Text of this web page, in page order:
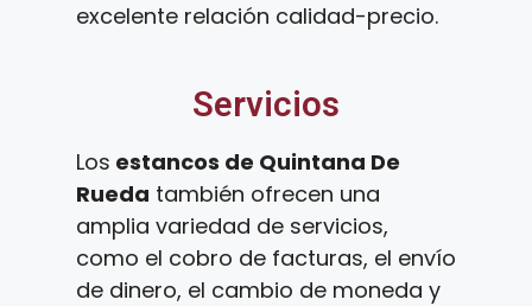
excelente relación calidad-precio.
Servicios
Los estancos de Quintana De
Rueda también ofrecen una
amplia variedad de servicios,
como el cobro de facturas, el envío
de dinero, el cambio de moneda y